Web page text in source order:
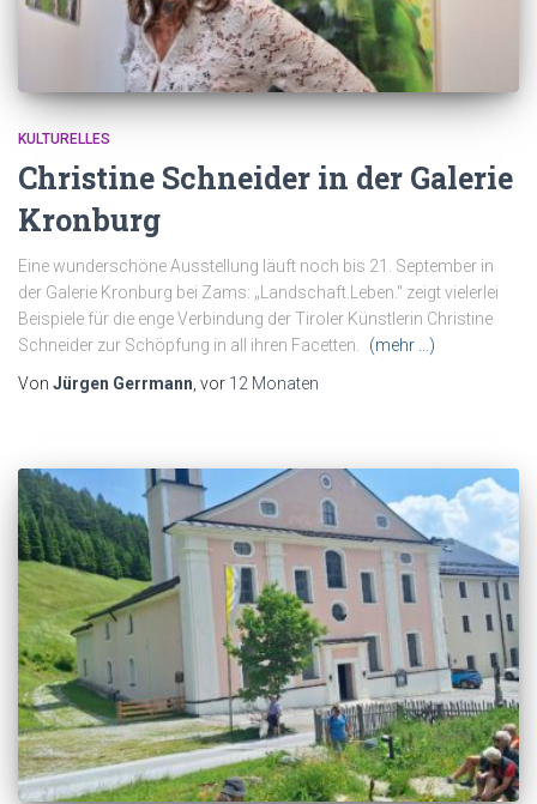
KULTURELLES
Christine Schneider in der Galerie
Kronburg
Eine wunderschöne Ausstellung läuft noch bis 21. September in
der Galerie Kronburg bei Zams: „Landschaft.Leben.“ zeigt vielerlei
Beispiele für die enge Verbindung der Tiroler Künstlerin Christine
Schneider zur Schöpfung in all ihren Facetten.
(mehr …)
Von Jürgen Gerrmann , vor 12 Monaten